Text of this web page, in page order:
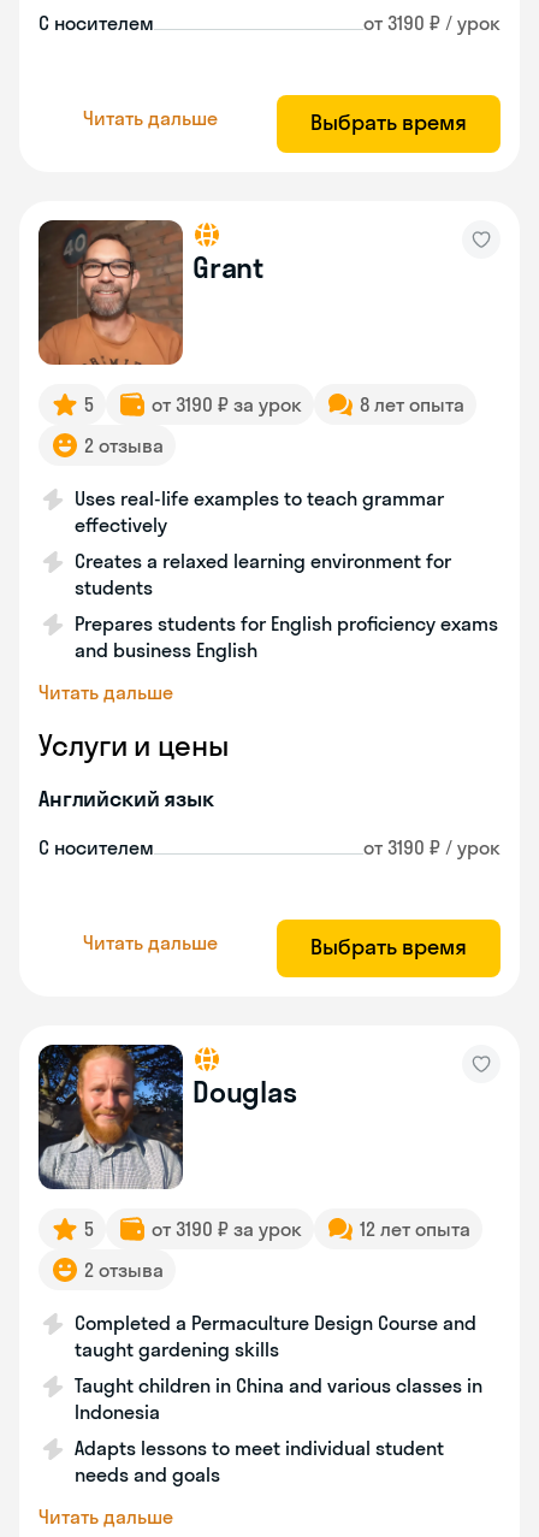
С носителем от 3190 ₽ / урок
Читать дальше Выбрать время
Grant
5 от 3190 ₽ за урок
8 лет опыта
2 отзыва
Uses real-life examples to teach grammar
effectively
Creates a relaxed learning environment for
students
Prepares students for English proficiency exams
and business English
Читать дальше
Услуги и цены
Английский язык
С носителем от 3190 ₽ / урок
Читать дальше Выбрать время
Douglas
5 от 3190 ₽ за урок
12 лет опыта
2 отзыва
Completed a Permaculture Design Course and
taught gardening skills
Taught children in China and various classes in
Indonesia
Adapts lessons to meet individual student
needs and goals
Читать дальше